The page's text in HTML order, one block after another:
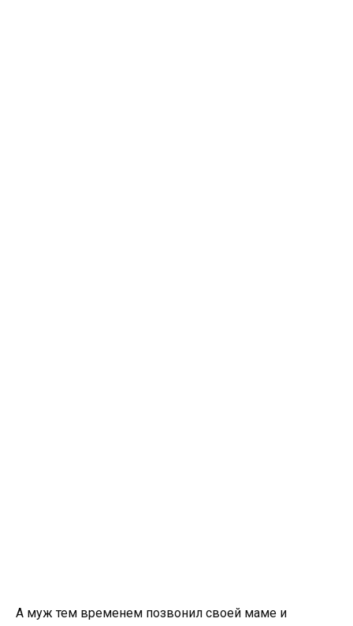
А муж тем временем позвонил своей маме и